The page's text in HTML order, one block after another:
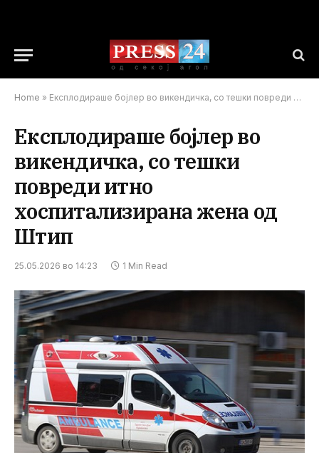
Home » Експлодираше бојлер во викендичка, со тешки повреди итно хоспитализирана жена од Штип
Експлодираше бојлер во
викендичка, со тешки
повреди итно
хоспитализирана жена од
Штип
25.05.2026 во 14:23 1 Min Read